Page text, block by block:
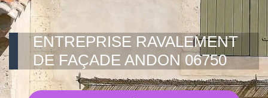
ENTREPRISE RAVALEMENT
DE FAÇADE ANDON 06750